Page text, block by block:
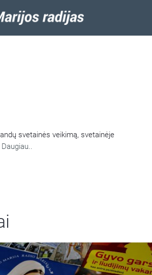
svetainės veikimą, svetainėje
Daugiau..